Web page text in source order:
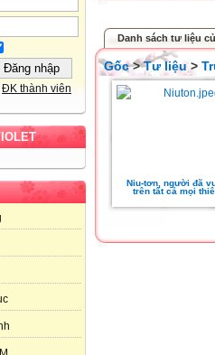
ĐK thành viên
Danh sách tư liệu
Gốc>Tư liệu>
Niu-tơn, người đã
trên tất cả mọi